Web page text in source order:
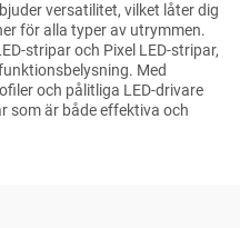
versatilitet, vilket låter dig
för alla typer av utrymmen.
stripar och Pixel LED-stripar,
Med
och pålitliga LED-drivare
som är både effektiva och